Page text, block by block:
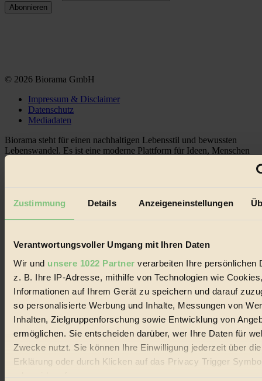
Zustimmung Details Anzeigeneinstellungen
Verantwortungsvoller Umgang mit Ihren Daten
Wir und unsere 1022 Partner verarbeiten Ihre persönlichen
z. B. Ihre IP-Adresse, mithilfe von Technologien wie
Informationen auf Ihrem Gerät zu speichern und darauf
so personalisierte Werbung und Inhalte, Messungen von
Inhalten, Zielgruppenforschung sowie Entwicklung von
ermöglichen. Sie entscheiden darüber, wer Ihre Daten für
Zwecke nutzt. Sie können Ihre Einwilligung jederzeit über
Erklärung oder durch Klicken auf das Privacy Trigger
oder widerrufen
© 2026 Biorama GmbH
Impressum & Disclaimer
Datenschutz
Mediadaten
Biorama steht für einen nachhaltigen Lebensstil und bewussten
Lebenswandel. Es ist eine moderne Plattform für Ideen, Menschen
und Produkte, ein Leitfaden im schnell wachsenden Markt des
Social Media
3.415 Follower auf Twitter
Themen
Bio
Nachhaltigkeit